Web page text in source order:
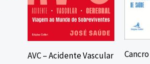
AVC – Acidente Vascular